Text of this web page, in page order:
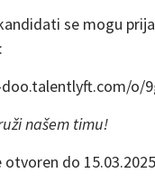
se mogu
o/
našem timu!
do